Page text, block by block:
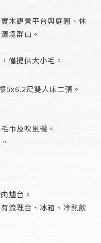
木觀景平台與庭園、休
境群山。
僅提供大小毛。
5x6.2尺雙人床二張。
巾及吹風機。
爐台。
流理台、冰箱、冷熱飲